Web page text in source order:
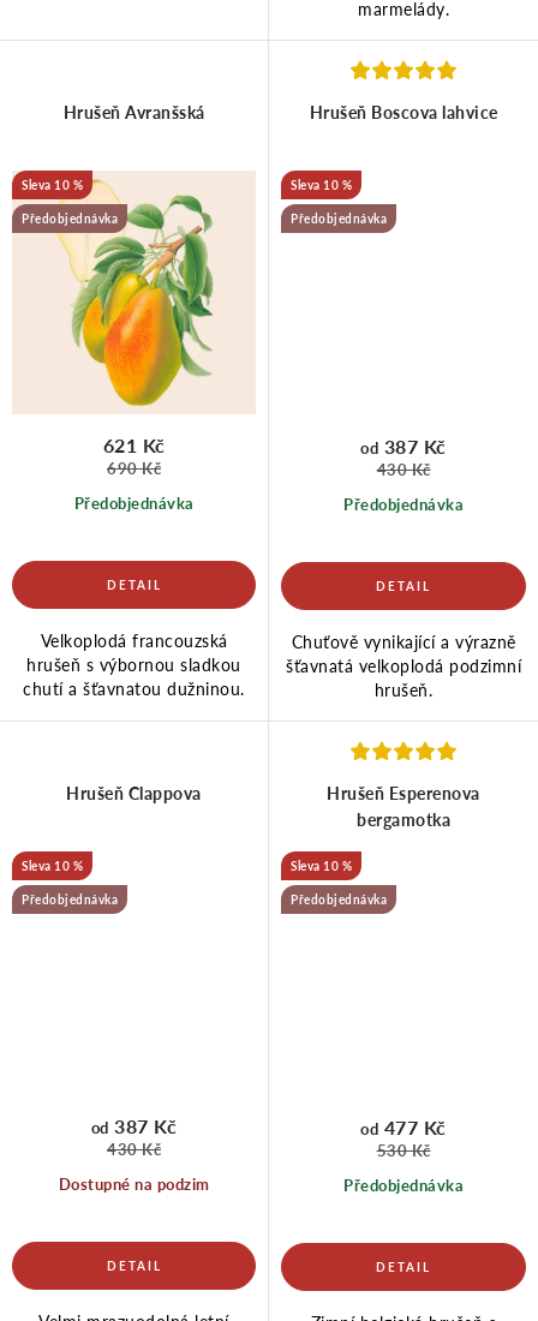
ů
marmelády.
Hrušeň Avranšská
10 %
Předobjednávka
Předobjednávka
621 Kč
690 Kč
Velkoplodá francouzská
hrušeň s výbornou sladkou
chutí a šťavnatou dužninou.
Hrušeň Boscova lahvice
10 %
Předobjednávka
Předobjednávka
od 387 Kč
430 Kč
Chuťově vynikající a výrazně
šťavnatá velkoplodá podzimní
hrušeň.
Hrušeň Clappova
10 %
Předobjednávka
Dostupné na podzim
od 387 Kč
430 Kč
Hrušeň Esperenova
bergamotka
10 %
Předobjednávka
Předobjednávka
od 477 Kč
530 Kč